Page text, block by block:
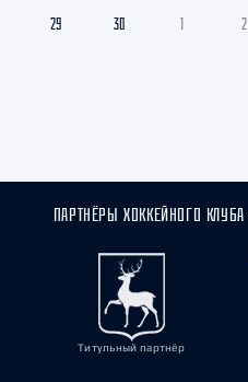
29 30 1 2
ПАРТНЁРЫ ХОККЕЙНОГО
Титульный партнёр